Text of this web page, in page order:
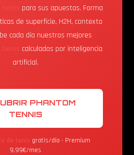
para sus apuestas. Forma
de superficie, H2H, contexto
cada día nuestros mejores
calculados por inteligencia
artificial.
PHANTOM
TENNIS
gratis/día • Premium
9,99€/mes